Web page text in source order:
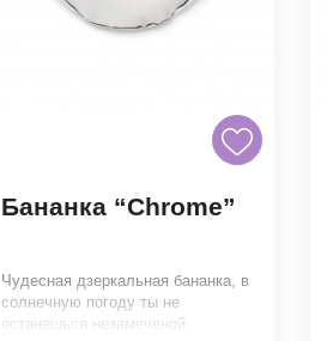
Бананка “Chrome”
Чудесная дзеркальная бананка, в
солнечную погоду ты не
останешься незамеченой.